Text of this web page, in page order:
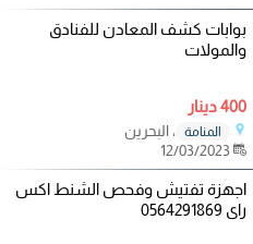
بوابات كشف المعادن للفنادق
والمولات
400 دينار
المنامة
، البحرين
12/03/2023
اجهزة تفتيش وفحص الشنط اكس
راى 0564291869